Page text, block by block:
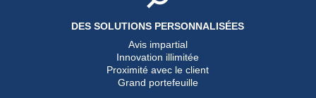
DES SOLUTIONS PERSONNALISÉES
Avis impartial
Innovation illimitée
Proximité avec le client
Grand portefeuille